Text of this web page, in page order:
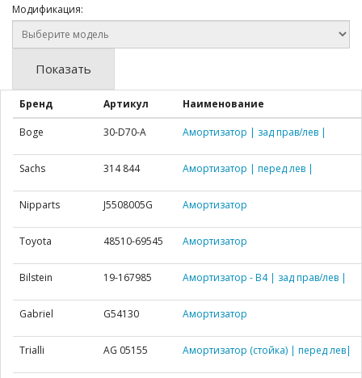
Модификация:
Показать
Бренд Артикул Наименование
Boge 30-D70-A Амортизатор | зад прав/лев |
Sachs 314 844 Амортизатор | перед лев |
Nipparts J5508005G Амортизатор
Toyota 48510-69545 Амортизатор
Bilstein 19-167985 Амортизатор - B4 | зад прав/лев |
Gabriel G54130 Амортизатор
Trialli AG 05155 Амортизатор (стойка) | перед лев|